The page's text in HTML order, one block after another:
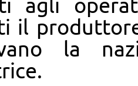
agli
il
la